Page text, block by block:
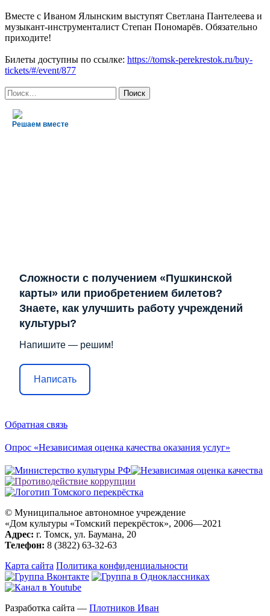
Вместе с Иваном Ялынским выступят Светлана Пантелеева и
музыкант-инструменталист Степан Пономарёв. Обязательно
приходите!
Билеты доступны по ссылке: https://tomsk-perekrestok.ru/buy-
tickets/#/event/877
Найти:
Решаем вместе
Сложности с получением «Пушкинской
карты» или приобретением билетов?
Знаете, как улучшить работу учреждений
культуры?
Напишите — решим!
Написать
Обратная связь
Опрос «Независимая оценка качества оказания услуг»
© Муниципальное автономное учреждение
«Дом культуры «Томский перекрёсток», 2006—2021
Адрес: г. Томск, ул. Баумана, 20
Телефон: 8 (3822) 63-32-63
Карта сайта Политика конфиденциальности
Разработка сайта — Плотников Иван